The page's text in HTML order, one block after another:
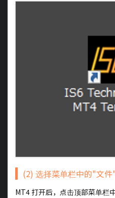
(2) 选择菜单栏中的"文
MT4 打开后，点击顶部菜单栏